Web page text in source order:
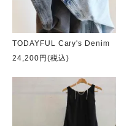
TODAYFUL Cary's Denim
24,200円(税込)